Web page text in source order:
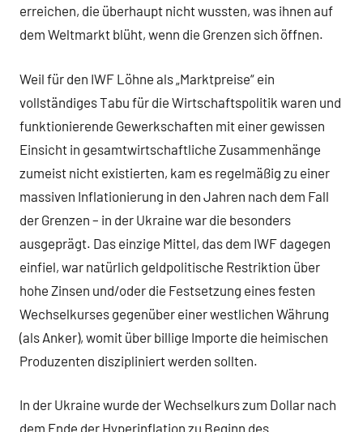
erreichen, die überhaupt nicht wussten, was ihnen auf
dem Weltmarkt blüht, wenn die Grenzen sich öffnen.
Weil für den IWF Löhne als „Marktpreise“ ein
vollständiges Tabu für die Wirtschaftspolitik waren und
funktionierende Gewerkschaften mit einer gewissen
Einsicht in gesamtwirtschaftliche Zusammenhänge
zumeist nicht existierten, kam es regelmäßig zu einer
massiven Inflationierung in den Jahren nach dem Fall
der Grenzen – in der Ukraine war die besonders
ausgeprägt. Das einzige Mittel, das dem IWF dagegen
einfiel, war natürlich geldpolitische Restriktion über
hohe Zinsen und/oder die Festsetzung eines festen
Wechselkurses gegenüber einer westlichen Währung
(als Anker), womit über billige Importe die heimischen
Produzenten diszipliniert werden sollten.
In der Ukraine wurde der Wechselkurs zum Dollar nach
dem Ende der Hyperinflation zu Beginn des